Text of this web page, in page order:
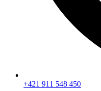
+421 911 548 450